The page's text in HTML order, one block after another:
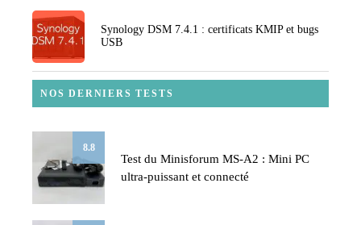
Synology DSM 7.4.1 : certificats KMIP et bugs
USB
NOS DERNIERS TESTS
8.8
Test du Minisforum MS-A2 : Mini PC
ultra-puissant et connecté